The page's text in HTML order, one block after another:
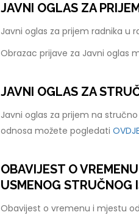
JAVNI OGLAS ZA
Javni oglas za prijem radnika u
Obrazac prijave za Javni oglas
JAVNI OGLAS ZA
Javni oglas za prijem na
odnosa možete pogledati
OBAVIJEST O
USMENOG STRUČNOG
Obavijest o vremenu i mjestu